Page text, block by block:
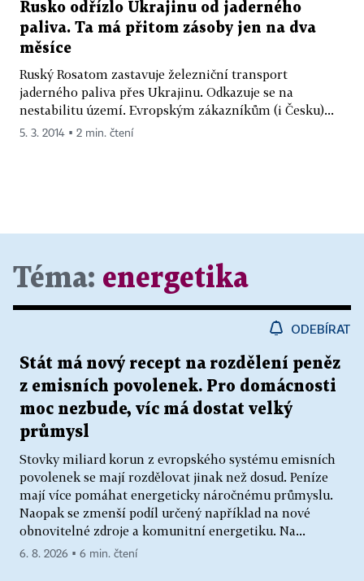
Rusko odřízlo Ukrajinu od jaderného
paliva. Ta má přitom zásoby jen na dva
měsíce
Ruský Rosatom zastavuje železniční transport
jaderného paliva přes Ukrajinu. Odkazuje se na
nestabilitu území. Evropským zákazníkům (i Česku)...
5. 3. 2014 ▪ 2 min. čtení
Téma: energetika
ODEBÍRAT
Stát má nový recept na rozdělení peněz
z emisních povolenek. Pro domácnosti
moc nezbude, víc má dostat velký
průmysl
Stovky miliard korun z evropského systému emisních
povolenek se mají rozdělovat jinak než dosud. Peníze
mají více pomáhat energeticky náročnému průmyslu.
Naopak se zmenší podíl určený například na nové
obnovitelné zdroje a komunitní energetiku. Na...
6. 8. 2026 ▪ 6 min. čtení